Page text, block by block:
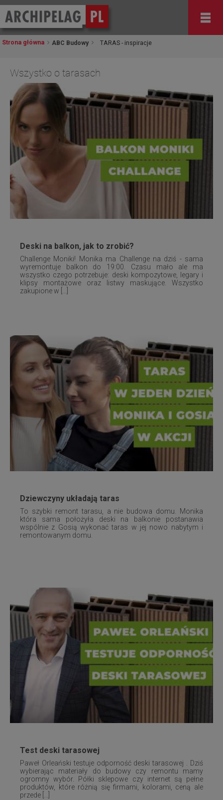
Strona główna ABC Budowy TARAS - inspiracje
Wszystko o tarasach
Deski na balkon, jak to zrobić?
Challenge Moniki! Monika ma Challenge na dziś - sama
wyremontuje balkon do 19:00. Czasu mało ale ma
wszystko czego potrzebuje: deski kompozytowe, legary i
klipsy montażowe oraz listwy maskujące. Wszystko
zakupione w [...]
Dziewczyny układają taras
To szybki remont tarasu, a nie budowa domu. Monika
która sama położyła deski na balkonie postanawia
wspólnie z Gosią wykonać taras w jej nowo nabytym i
remontowanym domu.
Test deski tarasowej
Paweł Orleański testuje odporność deski tarasowej . Dziś
wybierając materiały do budowy czy remontu mamy
ogromny wybór. Półki sklepowe czy internet są pełne
produktów, które różnią się firmami, kolorami, ceną ale
przede [...]